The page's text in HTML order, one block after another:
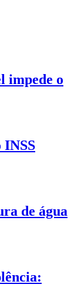
impede o
INSS
de água